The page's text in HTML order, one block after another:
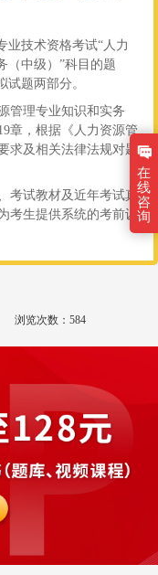
业技术资格考试“人力
（中级）”科目的题
试题两部分。
管理专业知识和实务
章，根据《人力资源管
求及相关法律法规对题
考试教材及近年考试真
考生提供系统的考前训
浏览次数：584
在
线
咨
询